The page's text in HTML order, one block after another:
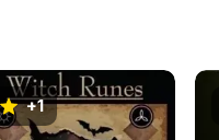
+1